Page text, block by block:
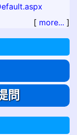
[ more... ]
問